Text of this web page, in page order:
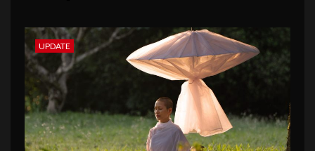
UPDATE